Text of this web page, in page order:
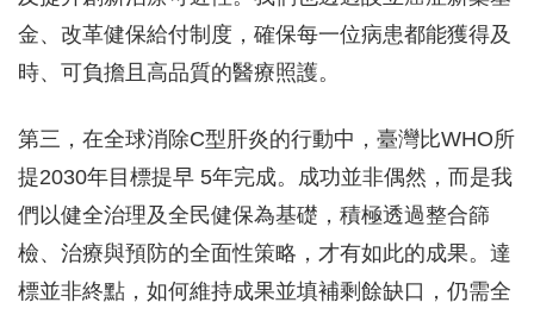
金、改革健保給付制度，確保每一位病患都能獲得及
時、可負擔且高品質的醫療照護。
第三，在全球消除C型肝炎的行動中，臺灣比WHO所
提2030年目標提早 5年完成。成功並非偶然，而是我
們以健全治理及全民健保為基礎，積極透過整合篩
檢、治療與預防的全面性策略，才有如此的成果。達
標並非終點，如何維持成果並填補剩餘缺口，仍需全